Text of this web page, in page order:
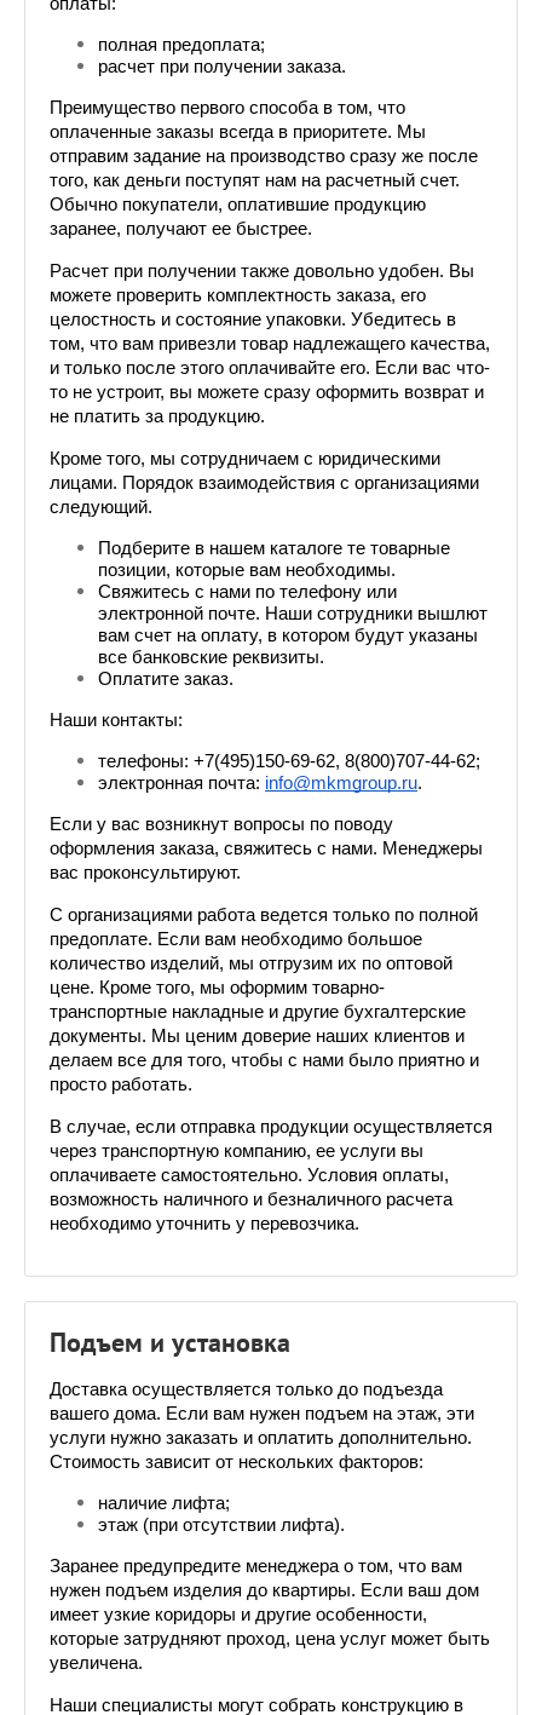
полная предоплата;
расчет при получении заказа.
Преимущество первого способа в том, что
оплаченные заказы всегда в приоритете. Мы
отправим задание на производство сразу же после
того, как деньги поступят нам на расчетный счет.
Обычно покупатели, оплатившие продукцию
заранее, получают ее быстрее.
Расчет при получении также довольно удобен. Вы
можете проверить комплектность заказа, его
целостность и состояние упаковки. Убедитесь в
том, что вам привезли товар надлежащего качества,
и только после этого оплачивайте его. Если вас что-
то не устроит, вы можете сразу оформить возврат и
не платить за продукцию.
Кроме того, мы сотрудничаем с юридическими
лицами. Порядок взаимодействия с организациями
следующий.
Подберите в нашем каталоге те товарные
позиции, которые вам необходимы.
Свяжитесь с нами по телефону или
электронной почте. Наши сотрудники вышлют
вам счет на оплату, в котором будут указаны
все банковские реквизиты.
Оплатите заказ.
Наши контакты:
телефоны: +7(495)150-69-62, 8(800)707-44-62;
электронная почта: info@mkmgroup.ru.
Если у вас возникнут вопросы по поводу
оформления заказа, свяжитесь с нами. Менеджеры
вас проконсультируют.
С организациями работа ведется только по полной
предоплате. Если вам необходимо большое
количество изделий, мы отгрузим их по оптовой
цене. Кроме того, мы оформим товарно-
транспортные накладные и другие бухгалтерские
документы. Мы ценим доверие наших клиентов и
делаем все для того, чтобы с нами было приятно и
просто работать.
В случае, если отправка продукции осуществляется
через транспортную компанию, ее услуги вы
оплачиваете самостоятельно. Условия оплаты,
возможность наличного и безналичного расчета
необходимо уточнить у перевозчика.
Подъем и установка
Доставка осуществляется только до подъезда
вашего дома. Если вам нужен подъем на этаж, эти
услуги нужно заказать и оплатить дополнительно.
Стоимость зависит от нескольких факторов:
наличие лифта;
этаж (при отсутствии лифта).
Заранее предупредите менеджера о том, что вам
нужен подъем изделия до квартиры. Если ваш дом
имеет узкие коридоры и другие особенности,
которые затрудняют проход, цена услуг может быть
увеличена.
Наши специалисты могут собрать конструкцию в